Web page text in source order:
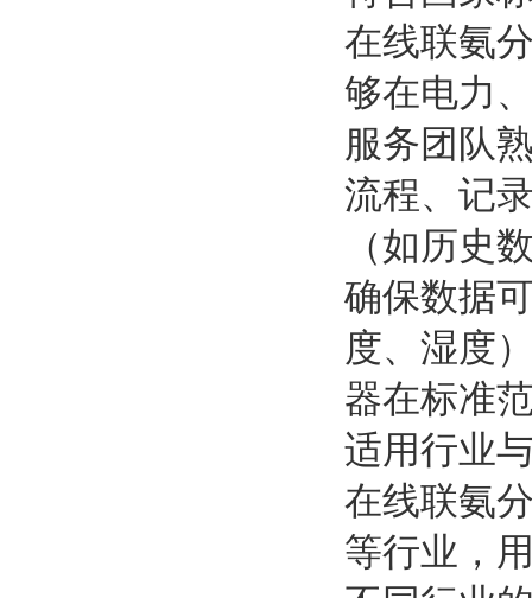
在线联氨
够在电力
服务团队
流程、记
（如历史
确保数据
度、湿度
器在标准
适用行业
在线联氨
等行业，